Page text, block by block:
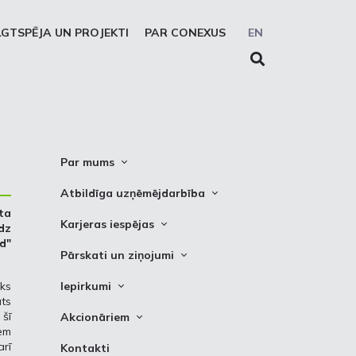
EN
UN PROJEKTI PAR CONEXUS
šī
Par mums
Conexus vizītkarte
Akcionāru struktūra
Struktūra
Padome
Atbildīga uzņēmējdarbība
Cel trauksmi
Karjeras iespējas
Vakances
Pārskati un ziņojumi
Attīstības plāni
Iepirkumi
Iepirkumi
Akcionāriem
Informācija
Kontakti